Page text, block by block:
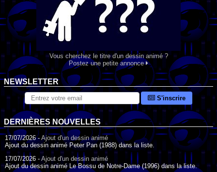
Vous cherchez le titre d'un dessin animé ?
Postez une petite annonce
NEWSLETTER
S'inscrire
DERNIÈRES NOUVELLES
17/07/2026 -Ajout d'un dessin animé
Ajout du dessin animé Peter Pan (1988) dans la liste.
17/07/2026 - Ajout d'un dessin animé
Ajout du dessin animé Le Bossu de Notre-Dame (1996) dans la liste.